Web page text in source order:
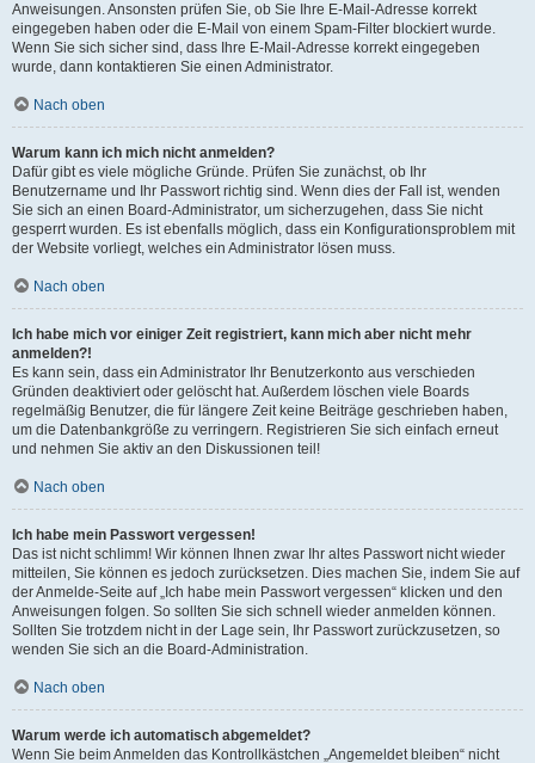
Anweisungen. Ansonsten prüfen Sie, ob Sie Ihre E-Mail-Adresse korrekt
eingegeben haben oder die E-Mail von einem Spam-Filter blockiert wurde.
Wenn Sie sich sicher sind, dass Ihre E-Mail-Adresse korrekt eingegeben
wurde, dann kontaktieren Sie einen Administrator.
Nach oben
Warum kann ich mich nicht anmelden?
Dafür gibt es viele mögliche Gründe. Prüfen Sie zunächst, ob Ihr
Benutzername und Ihr Passwort richtig sind. Wenn dies der Fall ist, wenden
Sie sich an einen Board-Administrator, um sicherzugehen, dass Sie nicht
gesperrt wurden. Es ist ebenfalls möglich, dass ein Konfigurationsproblem mit
der Website vorliegt, welches ein Administrator lösen muss.
Nach oben
Ich habe mich vor einiger Zeit registriert, kann mich aber nicht mehr
anmelden?!
Es kann sein, dass ein Administrator Ihr Benutzerkonto aus verschieden
Gründen deaktiviert oder gelöscht hat. Außerdem löschen viele Boards
regelmäßig Benutzer, die für längere Zeit keine Beiträge geschrieben haben,
um die Datenbankgröße zu verringern. Registrieren Sie sich einfach erneut
und nehmen Sie aktiv an den Diskussionen teil!
Nach oben
Ich habe mein Passwort vergessen!
Das ist nicht schlimm! Wir können Ihnen zwar Ihr altes Passwort nicht wieder
mitteilen, Sie können es jedoch zurücksetzen. Dies machen Sie, indem Sie auf
der Anmelde-Seite auf „Ich habe mein Passwort vergessen“ klicken und den
Anweisungen folgen. So sollten Sie sich schnell wieder anmelden können.
Sollten Sie trotzdem nicht in der Lage sein, Ihr Passwort zurückzusetzen, so
wenden Sie sich an die Board-Administration.
Nach oben
Warum werde ich automatisch abgemeldet?
Wenn Sie beim Anmelden das Kontrollkästchen „Angemeldet bleiben“ nicht